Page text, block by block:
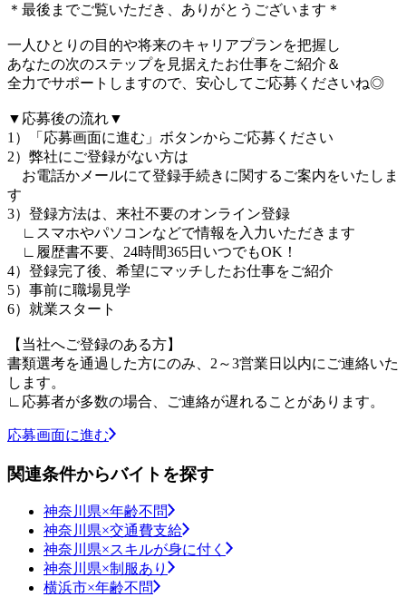
＊最後までご覧いただき、ありがとうございます＊
一人ひとりの目的や将来のキャリアプランを把握し
あなたの次のステップを見据えたお仕事をご紹介＆
全力でサポートしますので、安心してご応募くださいね◎
▼応募後の流れ▼
1）「応募画面に進む」ボタンからご応募ください
2）弊社にご登録がない方は
お電話かメールにて登録手続きに関するご案内をいたしま
す
3）登録方法は、来社不要のオンライン登録
∟スマホやパソコンなどで情報を入力いただきます
∟履歴書不要、24時間365日いつでもOK！
4）登録完了後、希望にマッチしたお仕事をご紹介
5）事前に職場見学
6）就業スタート
【当社へご登録のある方】
書類選考を通過した方にのみ、2～3営業日以内にご連絡いた
します。
∟応募者が多数の場合、ご連絡が遅れることがあります。
応募画面に進む
関連条件からバイトを探す
神奈川県×年齢不問
神奈川県×交通費支給
神奈川県×スキルが身に付く
神奈川県×制服あり
横浜市×年齢不問